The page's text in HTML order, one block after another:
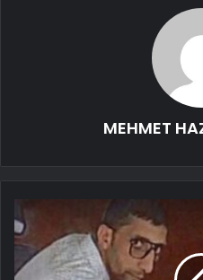
MEHMET